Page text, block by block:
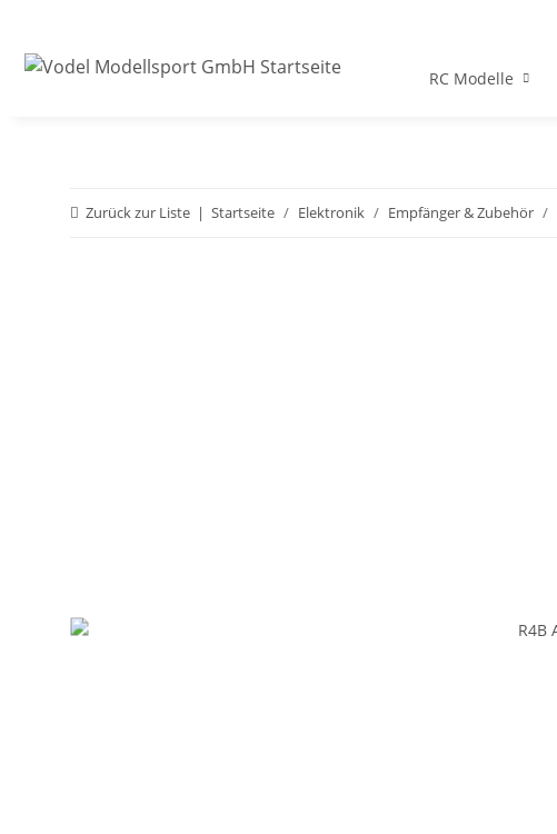
RC Modelle
Zurück zur Liste Startseite Elektronik Empfänger & Zubehör